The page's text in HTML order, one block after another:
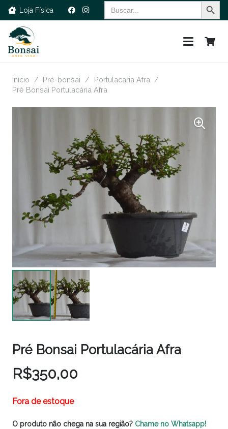
Loja Física
Search
for:
Início / Pré-bonsai / Portulacaria Afra /
Pré Bonsai Portulacária Afra
Pré Bonsai Portulacária Afra
R$350,00
Fora de estoque
O produto não chega na sua região? Chame no Whatsapp!